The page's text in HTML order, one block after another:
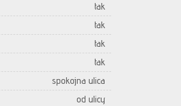
tak
tak
tak
tak
spokojna ulica
od ulicy